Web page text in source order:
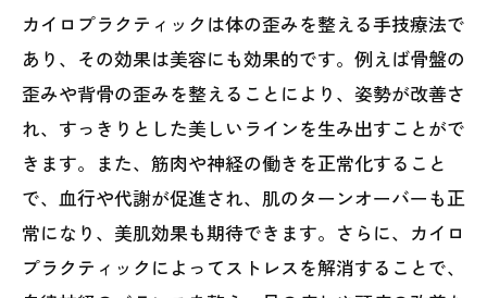
カイロプラクティックは体の歪みを整える手技療法で
あり、その効果は美容にも効果的です。例えば骨盤の
歪みや背骨の歪みを整えることにより、姿勢が改善さ
れ、すっきりとした美しいラインを生み出すことがで
きます。また、筋肉や神経の働きを正常化すること
で、血行や代謝が促進され、肌のターンオーバーも正
常になり、美肌効果も期待できます。さらに、カイロ
プラクティックによってストレスを解消することで、